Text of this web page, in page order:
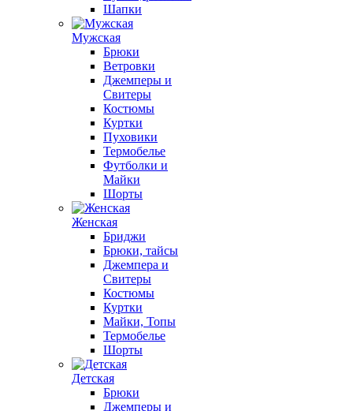
Шапки
Мужская
Брюки
Ветровки
Джемперы и
Свитеры
Костюмы
Куртки
Пуховики
Термобелье
Футболки и
Майки
Шорты
Женская
Бриджи
Брюки, тайсы
Джемпера и
Свитеры
Костюмы
Куртки
Майки, Топы
Термобелье
Шорты
Детская
Брюки
Джемперы и